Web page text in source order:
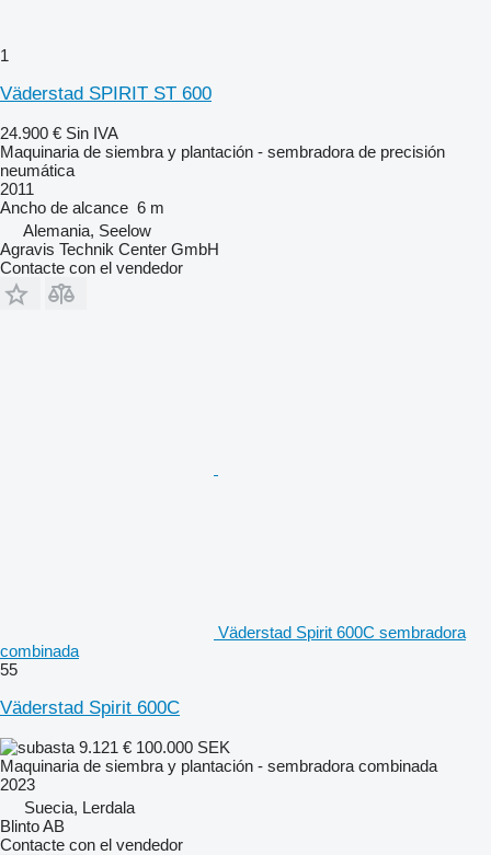
1
Väderstad SPIRIT ST 600
24.900 € Sin IVA
Maquinaria de siembra y plantación - sembradora de precisión
neumática
2011
Ancho de alcance 6 m
Alemania, Seelow
Agravis Technik Center GmbH
Contacte con el vendedor
Väderstad Spirit 600C sembradora
combinada
55
Väderstad Spirit 600C
9.121 € 100.000 SEK
Maquinaria de siembra y plantación - sembradora combinada
2023
Suecia, Lerdala
Blinto AB
Contacte con el vendedor